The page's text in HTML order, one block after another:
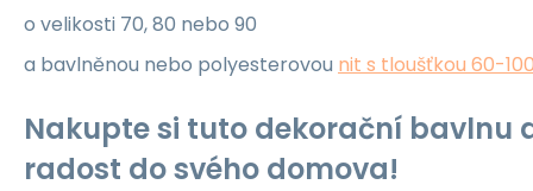
o velikosti 70, 80 nebo 90
a bavlněnou nebo polyesterovou nit s tloušťkou 60-
Nakupte si tuto dekorační bavlnu
radost do svého domova!